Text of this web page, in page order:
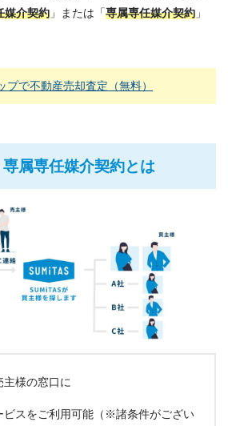
媒介契約 」または「専属専任媒介契約 」
プで不動産売却査定（無料）
専属専任媒介契約とは
主様の窓口に
ビスをご利用可能（※諸条件がござい